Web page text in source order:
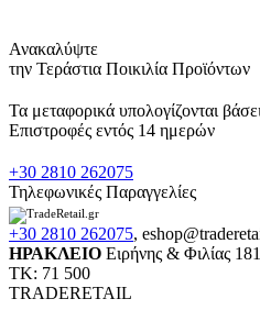
Ανακαλύψτε
την Τεράστια Ποικιλία Προϊόντων
Τα μεταφορικά υπολογίζονται
Επιστροφές εντός 14 ημερών
+30 2810 262075
Τηλεφωνικές Παραγγελίες
+30 2810 262075,
ΗΡΑΚΛΕΙΟ Ειρήνης & Φιλίας
ΤΚ: 71 500
TRADERETAIL